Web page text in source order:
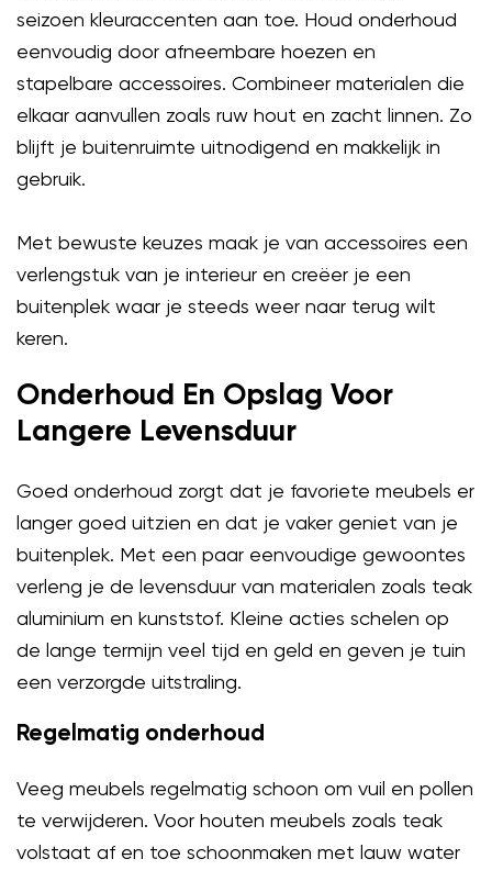
seizoen kleuraccenten aan toe. Houd onderhoud
eenvoudig door afneembare hoezen en
stapelbare accessoires. Combineer materialen die
elkaar aanvullen zoals ruw hout en zacht linnen. Zo
blijft je buitenruimte uitnodigend en makkelijk in
gebruik.
Met bewuste keuzes maak je van accessoires een
verlengstuk van je interieur en creëer je een
buitenplek waar je steeds weer naar terug wilt
keren.
Onderhoud En Opslag Voor
Langere Levensduur
Goed onderhoud zorgt dat je favoriete meubels er
langer goed uitzien en dat je vaker geniet van je
buitenplek. Met een paar eenvoudige gewoontes
verleng je de levensduur van materialen zoals teak
aluminium en kunststof. Kleine acties schelen op
de lange termijn veel tijd en geld en geven je tuin
een verzorgde uitstraling.
Regelmatig onderhoud
Veeg meubels regelmatig schoon om vuil en pollen
te verwijderen. Voor houten meubels zoals teak
volstaat af en toe schoonmaken met lauw water